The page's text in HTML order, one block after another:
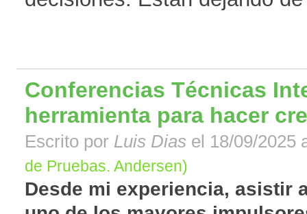
Conferencias Técnicas
herramienta para hacer
Escrito por Luis Dias el 18/09/2025
de Pruebas. Andersen)
Desde mi experiencia, asistir